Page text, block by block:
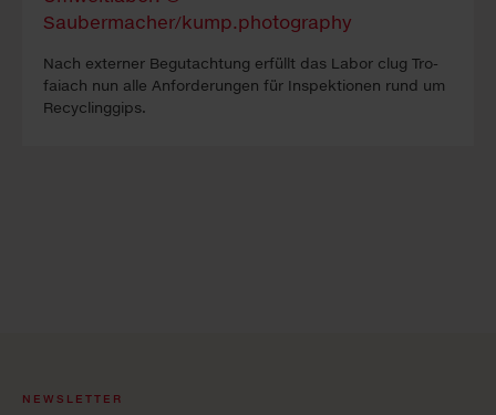
Nach ex­ter­ner Be­gutacht­ung erfüllt das La­bor clug Tro­
faiach nun alle An­forder­ung­en für In­spekt­ion­en rund um
Re­cyc­ling­gips.
NEWSLETTER